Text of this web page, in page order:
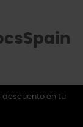
descuento en tu